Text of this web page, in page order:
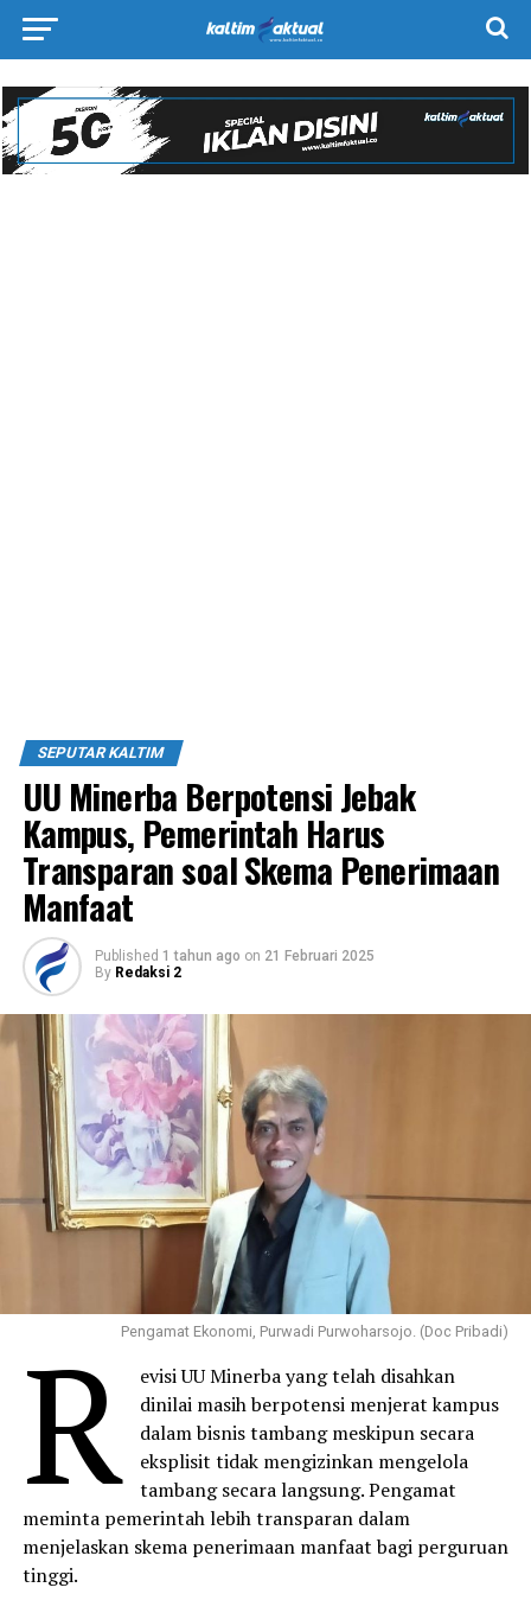
SEPUTAR KALTIM
UU Minerba Berpotensi Jebak
Kampus, Pemerintah Harus
Transparan soal Skema Penerimaan
Manfaat
Published 1 tahun ago on 21 Februari 2025
By Redaksi 2
Pengamat Ekonomi, Purwadi Purwoharsojo. (Doc Pribadi)
R
evisi UU Minerba yang telah disahkan
dinilai masih berpotensi menjerat kampus
dalam bisnis tambang meskipun secara
eksplisit tidak mengizinkan mengelola
tambang secara langsung. Pengamat
meminta pemerintah lebih transparan dalam
menjelaskan skema penerimaan manfaat bagi perguruan
tinggi.